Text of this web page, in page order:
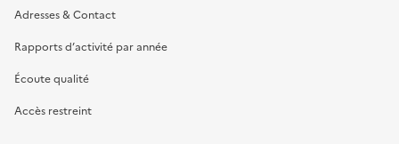
Adresses & Contact
Rapports d’activité par année
Écoute qualité
Accès restreint